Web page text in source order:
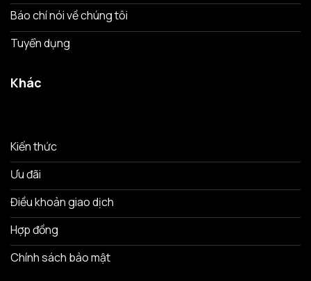
Báo chí nói về chúng tôi
Tuyển dụng
Khác
Kiến thức
Ưu đãi
Điều khoản giao dịch
Hợp đồng
Chính sách bảo mật